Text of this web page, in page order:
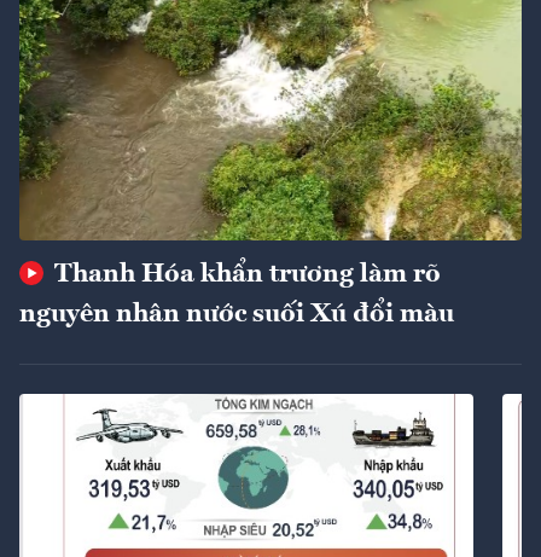
Thanh Hóa khẩn trương làm rõ
nguyên nhân nước suối Xú đổi màu